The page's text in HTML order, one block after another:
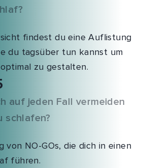
findest du eine Auflistung
du tagsüber tun kannst um
zu gestalten.
auf jeden Fall vermeiden
schlafen?
von NO-GOs, die dich in einen
führen.